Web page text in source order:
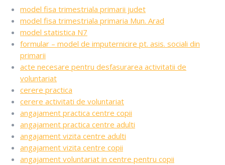
model fisa trimestriala primarii judet
model fisa trimestriala primaria Mun. Arad
model statistica N7
formular – model de imputernicire pt. asis. sociali din
primarii
acte necesare pentru desfasurarea activitatii de
voluntariat
cerere practica
cerere activitati de voluntariat
angajament practica centre copii
angajament practica centre adulti
angajament vizita centre adulti
angajament vizita centre copii
angajament voluntariat in centre pentru copii